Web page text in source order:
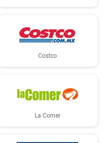
Costco
La Comer